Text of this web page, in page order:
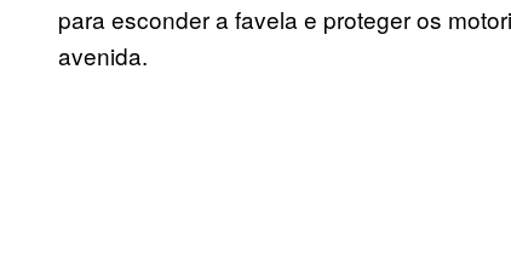
para esconder a favela e proteger os
avenida.